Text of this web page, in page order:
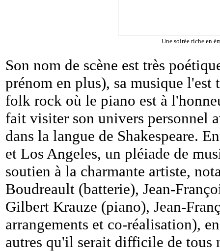
Une soirée riche en
Son nom de scène est très
prénom en plus), sa musique
folk rock où le piano est à
fait visiter son univers personnel
dans la langue de Shakespeare.
et Los Angeles, un pléiade de
soutien à la charmante artiste,
Boudreault (batterie), Jean-
Gilbert Krauze (piano), Jean-
arrangements et co-réalisation),
autres qu'il serait difficile de tous